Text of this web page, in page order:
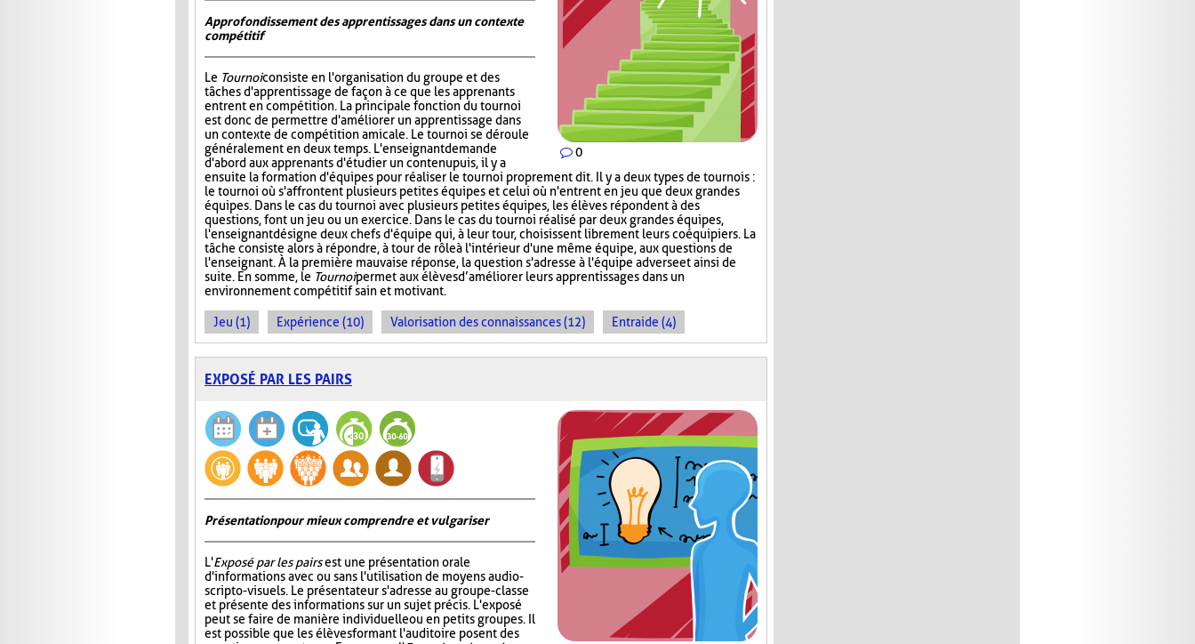
0
Approfondissement des apprentissages dans un contexte
compétitif
Le Tournoiconsiste en l'organisation du groupe et des
tâches d'apprentissage de façon à ce que les apprenants
entrent en compétition. La principale fonction du tournoi
est donc de permettre d'améliorer un apprentissage dans
un contexte de compétition amicale. Le tournoi se déroule
généralement en deux temps. L'enseignant demande
d'abord aux apprenants d'étudier un contenu puis, il y a
ensuite la formation d'équipes pour réaliser le tournoi proprement dit. Il y a deux types de tournois :
le tournoi où s'affrontent plusieurs petites équipes et celui où n'entrent en jeu que deux grandes
équipes. Dans le cas du tournoi avec plusieurs petites équipes, les élèves répondent à des
questions, font un jeu ou un exercice. Dans le cas du tournoi réalisé par deux grandes équipes,
l'enseignant désigne deux chefs d'équipe qui, à leur tour, choisissent librement leurs coéquipiers. La
tâche consiste alors à répondre, à tour de rôle à l'intérieur d'une même équipe, aux questions de
l'enseignant. À la première mauvaise réponse, la question s'adresse à l'équipe adverse et ainsi de
suite. En somme, le Tournoipermet aux élèves d’améliorer leurs apprentissages dans un
environnement compétitif sain et motivant.
Jeu (1) Expérience (10) Valorisation des connaissances (12) Entraide (4)
EXPOSÉ PAR LES PAIRS
Présentation pour mieux comprendre et vulgariser
L'Exposé par les pairsest une présentation orale
d'informations avec ou sans l'utilisation de moyens audio-
scripto-visuels. Le présentateur s'adresse au groupe-classe
et présente des informations sur un sujet précis. L'exposé
peut se faire de manière individuelle ou en petits groupes. Il
est possible que les élèves formant l'auditoire posent des